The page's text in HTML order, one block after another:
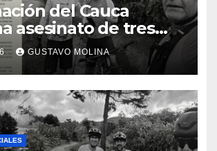
del Cauca
asesinato de tres
medidas
al Gobierno
GUSTAVO MOLINA